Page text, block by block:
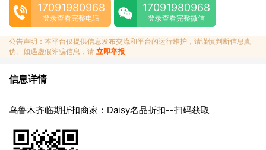
17091980968
登录查看完整电话
17091980968
登录查看完整微信
公告声明：本平台仅提供信息发布交流和平台的运行维护，请谨慎判断信息真
伪。如遇虚假诈骗信息，请 立即举报
信息详情
乌鲁木齐临期折扣商家：Daisy名品折扣--扫码获取